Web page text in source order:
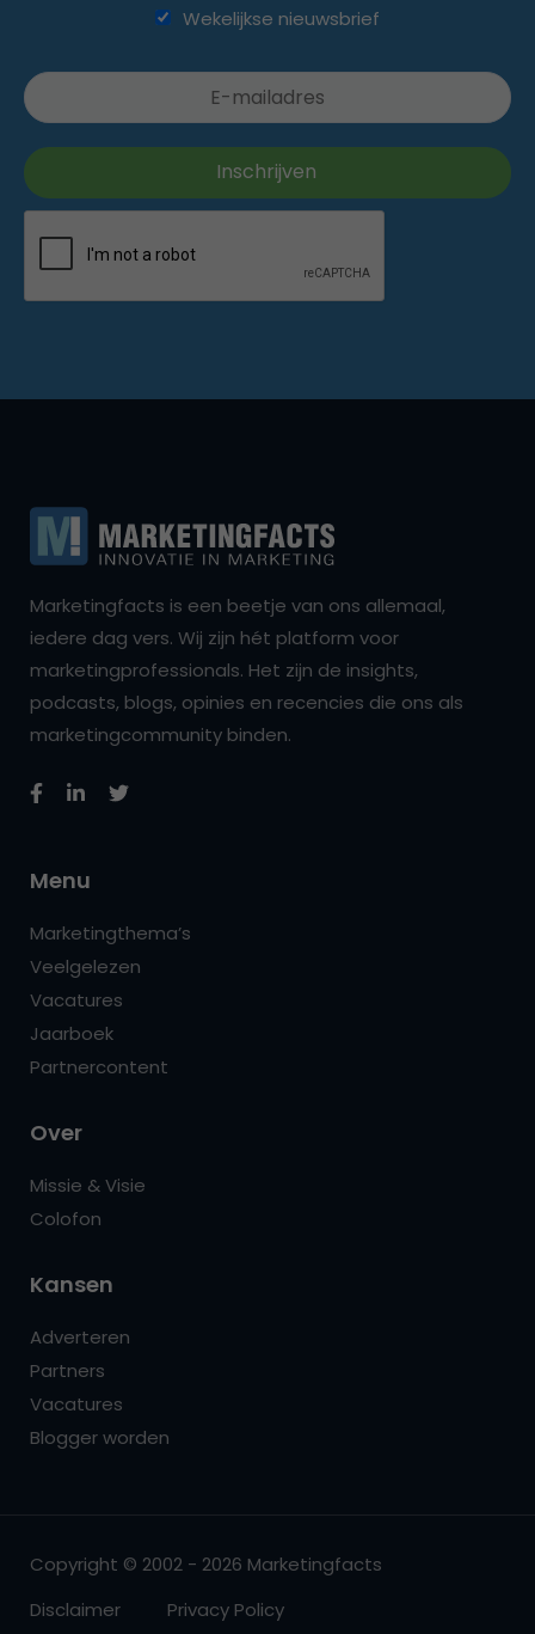
Wekelijkse nieuwsbrief
Marketingfacts is een beetje van ons allemaal,
iedere dag vers. Wij zijn hét platform voor
marketingprofessionals. Het zijn de insights,
podcasts, blogs, opinies en recencies die ons als
marketingcommunity binden.
Menu
Marketingthema’s
Veelgelezen
Vacatures
Jaarboek
Partnercontent
Over
Missie & Visie
Colofon
Kansen
Adverteren
Partners
Vacatures
Blogger worden
Copyright © 2002 - 2026 Marketingfacts
Disclaimer
Privacy Policy